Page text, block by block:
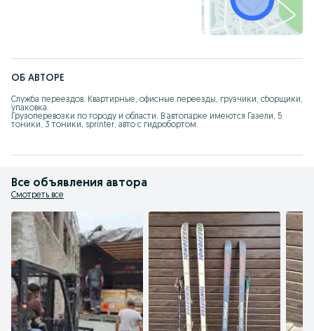
ОБ АВТОРЕ
Служба переездов. Квартирные, офисные переезды, грузчики, сборщики,
упаковка.
Грузоперевозки по городу и области. В автопарке имеются Газели, 5
тоники, 3 тоники, sprinter, авто с гидробортом.
Все объявления автора
Смотреть все